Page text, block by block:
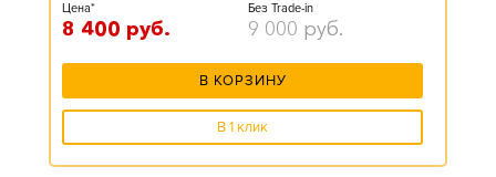
Цена*
8 400 руб.
Без Trade-in
9 000 руб.
В КОРЗИНУ
В 1 клик